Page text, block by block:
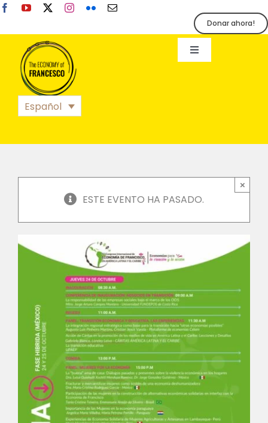
Skip
content
Donar ahora!
Toggle
EoF
BLOG
ORGANIZACIÓN
Español
ESTE EVENTO HA PASADO.
×